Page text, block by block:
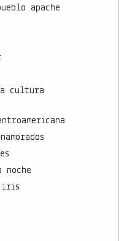
apache
cultura
iris